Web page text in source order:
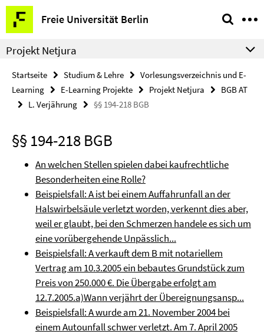
Springe
direkt
zu
Inhalt
Freie Universität Berlin
Service-
Navigation
Projekt Netjura
Startseite Studium & Lehre
Vorlesungsverzeichnis und E-
Learning
E-Learning Projekte Projekt Netjura
BGB AT
L. Verjährung
§§ 194-218 BGB
§§ 194-218 BGB
An welchen Stellen spielen dabei kaufrechtliche
Besonderheiten eine Rolle?
Beispielsfall: A ist bei einem Auffahrunfall an der
Halswirbelsäule verletzt worden, verkennt dies aber,
weil er glaubt, bei den Schmerzen handele es sich um
eine vorübergehende Unpässlich...
Beispielsfall: A verkauft dem B mit notariellem
Vertrag am 10.3.2005 ein bebautes Grundstück zum
Preis von 250.000 €. Die Übergabe erfolgt am
12.7.2005.a)Wann verjährt der Übereignungsansp...
Beispielsfall: A wurde am 21. November 2004 bei
einem Autounfall schwer verletzt. Am 7. April 2005